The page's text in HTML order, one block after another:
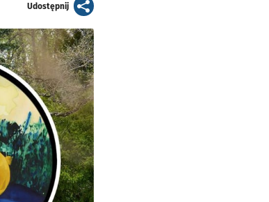
Udostępnijartykuł